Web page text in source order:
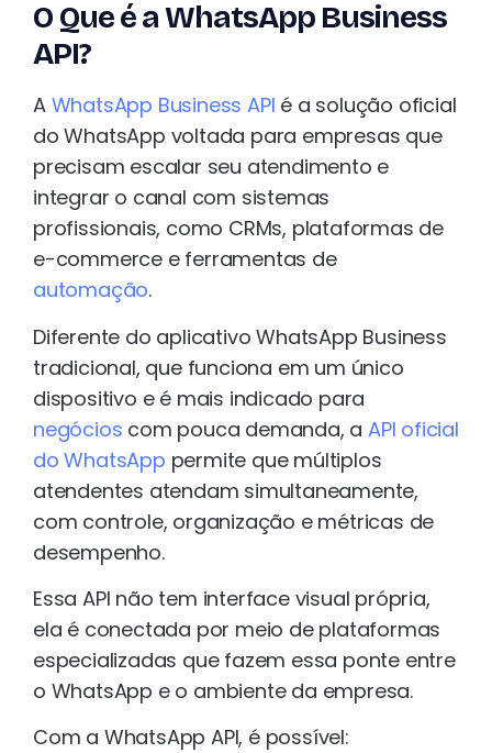
O Que é a WhatsApp Business
API?
A WhatsApp Business API é a solução oficial
do WhatsApp voltada para empresas que
precisam escalar seu atendimento e
integrar o canal com sistemas
profissionais, como CRMs, plataformas de
e-commerce e ferramentas de
automação.
Diferente do aplicativo WhatsApp Business
tradicional, que funciona em um único
dispositivo e é mais indicado para
negócios com pouca demanda, aAPI oficial
do WhatsApp permite que múltiplos
atendentes atendam simultaneamente,
com controle, organização e métricas de
desempenho.
Essa API não tem interface visual própria,
ela é conectada por meio de plataformas
especializadas que fazem essa ponte entre
o WhatsApp e o ambiente da empresa.
Com a WhatsApp API, é possível: